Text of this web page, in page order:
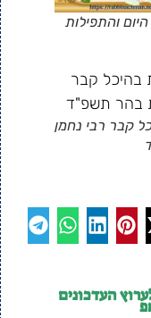
והתפילות
קבר רבי נחמן
העדכונים